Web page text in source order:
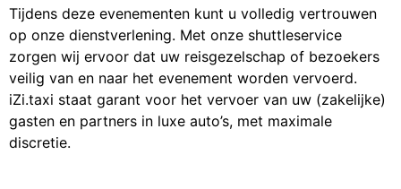
Tijdens deze evenementen kunt u volledig vertrouwen
op onze dienstverlening. Met onze shuttleservice
zorgen wij ervoor dat uw reisgezelschap of bezoekers
veilig van en naar het evenement worden vervoerd.
iZi.taxi staat garant voor het vervoer van uw (zakelijke)
gasten en partners in luxe auto’s, met maximale
discretie.